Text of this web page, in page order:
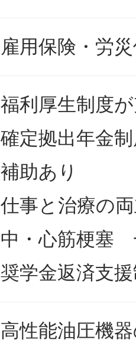
雇用保険・労
福利厚生制度
確定拠出年金
補助あり
仕事と治療の
中・心筋梗塞
奨学金返済支
高性能油圧機